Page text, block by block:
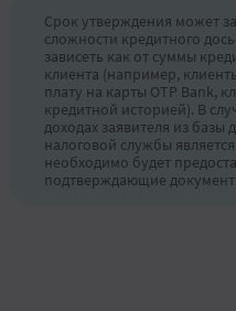
Срок утверждения может
сложности кредитного
зависеть как от суммы
клиента (например,
плату на карты OTP Bank,
кредитной историей). В
доходах заявителя из базы
налоговой службы
необходимо будет
подтверждающие